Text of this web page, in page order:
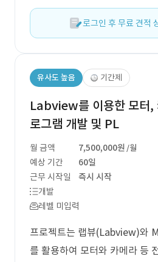
로그인 후 무료 견적
유사도 높음 기간제
Labview를 이용한 모터,
로그램 개발 및 PL
월 금액 7,500,000원 /월
예상 기간
60일
근무 시작일
즉시 시작
개발
레벨 미입력
프로젝트는 랩뷰(Labview)와
를 활용하여 모터와 카메라 등